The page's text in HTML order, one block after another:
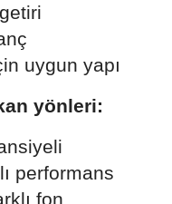
uygun yapı
yönleri:
performans
fon